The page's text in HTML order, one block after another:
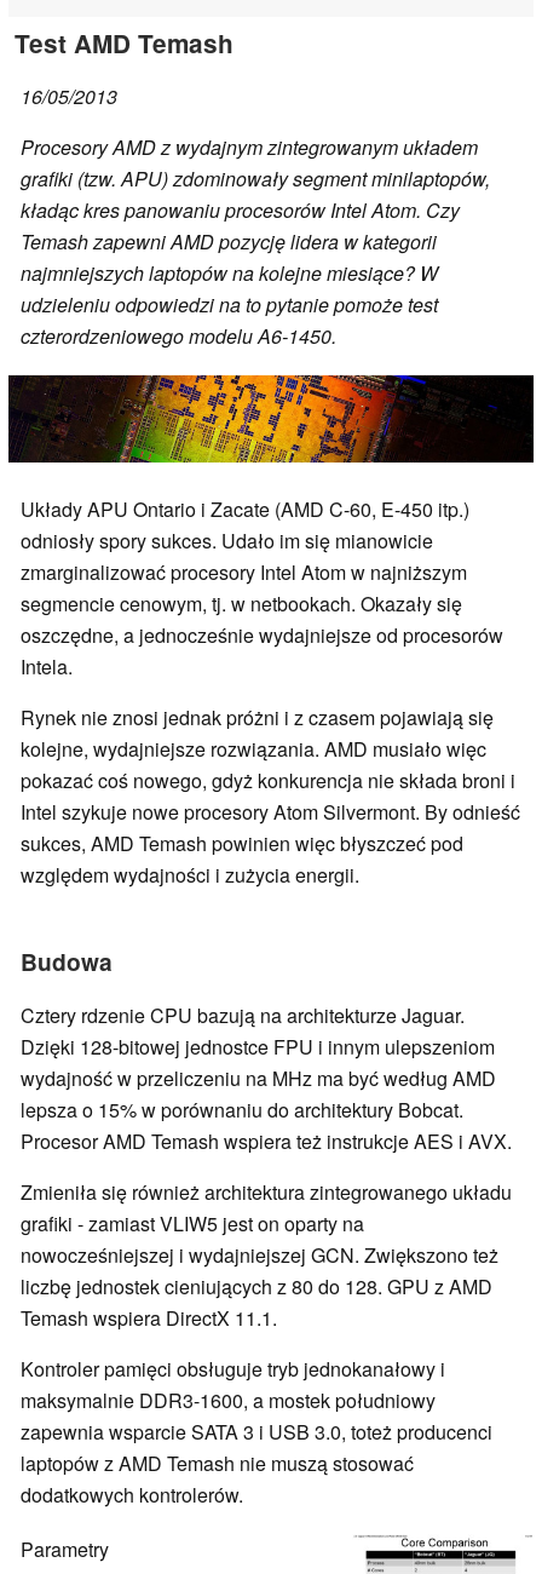
Test AMD Temash
16/05/2013
Procesory AMD z wydajnym zintegrowanym układem
grafiki (tzw. APU) zdominowały segment minilaptopów,
kładąc kres panowaniu procesorów Intel Atom. Czy
Temash zapewni AMD pozycję lidera w kategorii
najmniejszych laptopów na kolejne miesiące? W
udzieleniu odpowiedzi na to pytanie pomoże test
czterordzeniowego modelu A6-1450.
Układy APU Ontario i Zacate (AMD C-60, E-450 itp.)
odniosły spory sukces. Udało im się mianowicie
zmarginalizować procesory Intel Atom w najniższym
segmencie cenowym, tj. w netbookach. Okazały się
oszczędne, a jednocześnie wydajniejsze od procesorów
Intela.
Rynek nie znosi jednak próżni i z czasem pojawiają się
kolejne, wydajniejsze rozwiązania. AMD musiało więc
pokazać coś nowego, gdyż konkurencja nie składa broni i
Intel szykuje nowe procesory Atom Silvermont. By odnieść
sukces, AMD Temash powinien więc błyszczeć pod
względem wydajności i zużycia energii.
Budowa
Cztery rdzenie CPU bazują na architekturze Jaguar.
Dzięki 128-bitowej jednostce FPU i innym ulepszeniom
wydajność w przeliczeniu na MHz ma być według AMD
lepsza o 15% w porównaniu do architektury Bobcat.
Procesor AMD Temash wspiera też instrukcje AES i AVX.
Zmieniła się również architektura zintegrowanego układu
grafiki - zamiast VLIW5 jest on oparty na
nowocześniejszej i wydajniejszej GCN. Zwiększono też
liczbę jednostek cieniujących z 80 do 128. GPU z AMD
Temash wspiera DirectX 11.1.
Kontroler pamięci obsługuje tryb jednokanałowy i
maksymalnie DDR3-1600, a mostek południowy
zapewnia wsparcie SATA 3 i USB 3.0, toteż producenci
laptopów z AMD Temash nie muszą stosować
dodatkowych kontrolerów.
Parametry